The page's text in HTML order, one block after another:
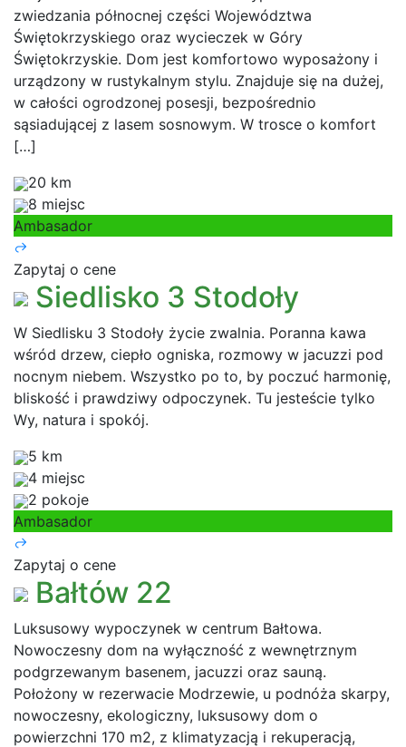
zwiedzania północnej części Województwa
Świętokrzyskiego oraz wycieczek w Góry
Świętokrzyskie. Dom jest komfortowo wyposażony i
urządzony w rustykalnym stylu. Znajduje się na dużej,
w całości ogrodzonej posesji, bezpośrednio
sąsiadującej z lasem sosnowym. W trosce o komfort
[…]
20 km
8 miejsc
Ambasador
Zapytaj o cene
Siedlisko 3 Stodoły
W Siedlisku 3 Stodoły życie zwalnia. Poranna kawa
wśród drzew, ciepło ogniska, rozmowy w jacuzzi pod
nocnym niebem. Wszystko po to, by poczuć harmonię,
bliskość i prawdziwy odpoczynek. Tu jesteście tylko
Wy, natura i spokój.
5 km
4 miejsc
2 pokoje
Ambasador
Zapytaj o cene
Bałtów 22
Luksusowy wypoczynek w centrum Bałtowa.
Nowoczesny dom na wyłączność z wewnętrznym
podgrzewanym basenem, jacuzzi oraz sauną.
Położony w rezerwacie Modrzewie, u podnóża skarpy,
nowoczesny, ekologiczny, luksusowy dom o
powierzchni 170 m2, z klimatyzacją i rekuperacją,